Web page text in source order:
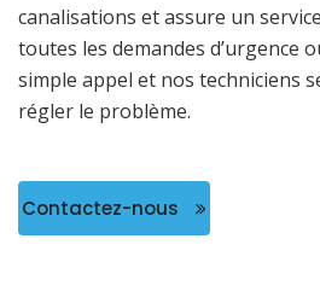
canalisations et assure un
toutes les demandes d’urgence
simple appel et nos techniciens
régler le problème.
Contactez-nous